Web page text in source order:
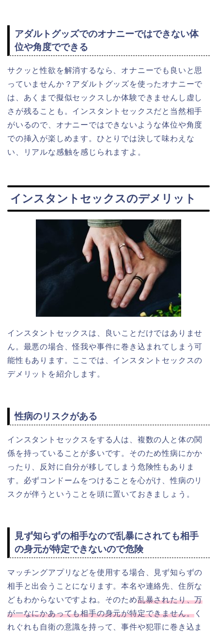
アダルトグッズでのオナニーではできない体
位や角度でできる
サクッと性欲を解消するなら、オナニーでも良いと思
っていませんか？アダルトグッズを使ったオナニーで
は、あくまで擬似セックスしか体験できませんし虚し
さが残ることも。インスタントセックスだと当然相手
がいるので、オナニーではできないような体位や角度
での挿入が楽しめます。ひとりでは決して味わえな
い、リアルな感触を感じられますよ。
インスタントセックスのデメリット
インスタントセックスは、良いことだけではありませ
ん。最悪の場合、怪我や事件に巻き込まれてしまう可
能性もあります。ここでは、インスタントセックスの
デメリットを紹介します。
性病のリスクがある
インスタントセックスをする人は、複数の人と体の関
係を持っていることが多いです。そのため性病にかか
ったり、反対に自分が移してしまう危険性もありま
す。必ずコンドームをつけることを心がけ、性病のリ
スクが伴うということを頭に置いておきましょう。
見ず知らずの相手なので乱暴にされても相手
の身元が特定できないので危険
マッチングアプリなどを使用する場合、見ず知らずの
相手と出会うことになります。本名や連絡先、住所な
どもわからないですよね。そのため乱暴されたり、万
が一なにかあっても相手の身元が特定できません。 く
れぐれも自衛の意識を持って、事件や犯罪に巻き込ま